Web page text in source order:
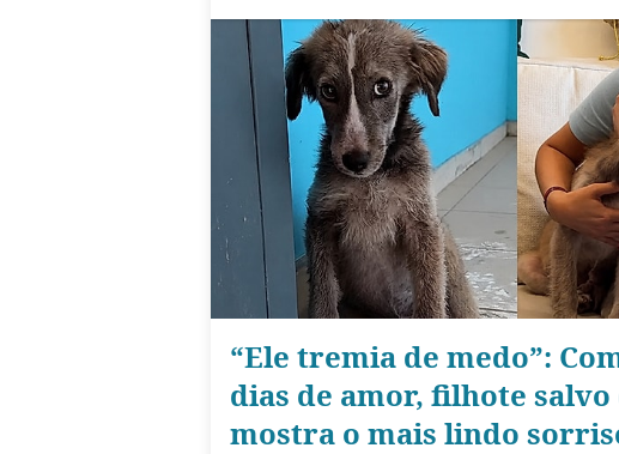
“Ele tremia de medo”:
dias de amor, filhote salvo
mostra o mais lindo